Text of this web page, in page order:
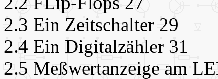
2.3 Ein Zeitschalter 29
2.4 Ein Digitalzähler 31
2.5 Meßwertanzeige am